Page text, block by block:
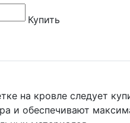
Купить
на кровле следует
и обеспечивают